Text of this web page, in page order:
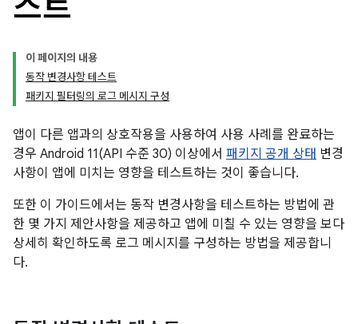
이 페이지의 내용
동작 변경사항 테스트
패키지 필터링의 로그 메시지 구성
앱이 다른 앱과의 상호작용을 사용하여 사용 사례를 완료하는
경우 Android 11(API 수준 30) 이상에서 패키지 공개 상태 변경
사항이 앱에 미치는 영향을 테스트하는 것이 좋습니다.
또한 이 가이드에서는 동작 변경사항을 테스트하는 방법에 관
한 몇 가지 제안사항을 제공하고 앱에 미칠 수 있는 영향을 보다
상세히 확인하도록 로그 메시지를 구성하는 방법을 제공합니
다.